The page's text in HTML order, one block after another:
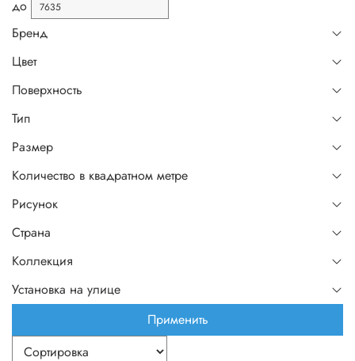
до
Бренд
Цвет
Поверхность
Тип
Размер
Количество в квадратном метре
Рисунок
Страна
Коллекция
Установка на улице
Применить